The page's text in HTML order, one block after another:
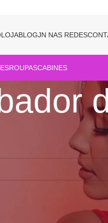
LOJABLOGJN NAS REDES
ROUPASCABINES